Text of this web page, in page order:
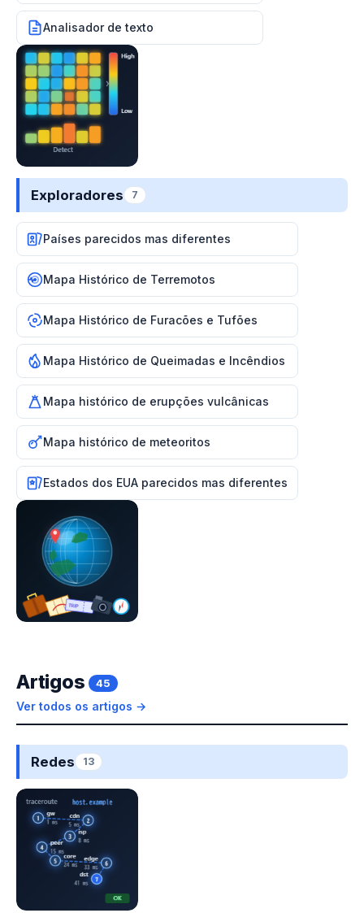
Analisador de texto
Exploradores 7
Países parecidos mas diferentes
Mapa Histórico de Terremotos
Mapa Histórico de Furacões e Tufões
Mapa Histórico de Queimadas e Incêndios
Mapa histórico de erupções vulcânicas
Mapa histórico de meteoritos
Estados dos EUA parecidos mas diferentes
Artigos 45
Ver todos os artigos →
Redes 13